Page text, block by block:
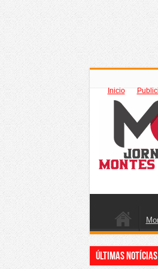
Inicio
Últimas Notícias